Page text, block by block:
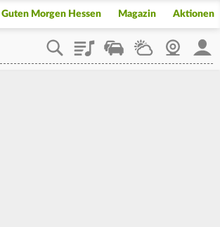
Guten Morgen Hessen Magazin Aktionen
PlaylistStaupilotWetterWebcam